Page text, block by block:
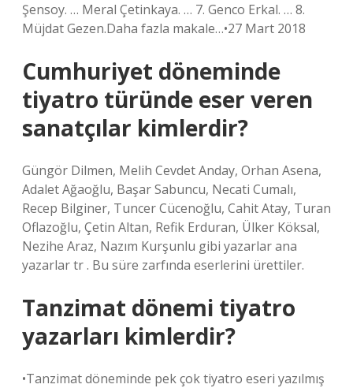
Şensoy. … Meral Çetinkaya. … 7. Genco Erkal. … 8.
Müjdat Gezen.Daha fazla makale…•27 Mart 2018
Cumhuriyet döneminde
tiyatro türünde eser veren
sanatçılar kimlerdir?
Güngör Dilmen, Melih Cevdet Anday, Orhan Asena,
Adalet Ağaoğlu, Başar Sabuncu, Necati Cumalı,
Recep Bilginer, Tuncer Cücenoğlu, Cahit Atay, Turan
Oflazoğlu, Çetin Altan, Refik Erduran, Ülker Köksal,
Nezihe Araz, Nazım Kurşunlu gibi yazarlar ana
yazarlar tr . Bu süre zarfında eserlerini ürettiler.
Tanzimat dönemi tiyatro
yazarları kimlerdir?
•Tanzimat döneminde pek çok tiyatro eseri yazılmış